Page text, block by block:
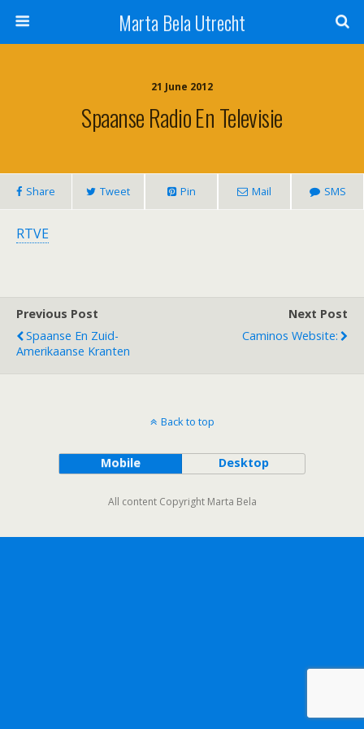
Marta Bela Utrecht
21 June 2012
Spaanse Radio En Televisie
Share Tweet Pin Mail SMS
RTVE
Previous Post
Spaanse En Zuid-
Amerikaanse Kranten
Next Post
Caminos Website:
Back to top
Mobile Desktop
All content Copyright Marta Bela